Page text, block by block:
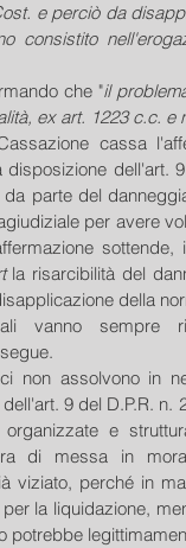
e perciò da
consistito
che "il
ex art. 1223 c.c. e
cassa
dell'art.
parte del
per avere
la risarcibilità del
della
vanno sempre
non assolvono in
9 del D.P.R. n.
organizzate e
di messa in
viziato, perché in
la liquidazione,
potrebbe